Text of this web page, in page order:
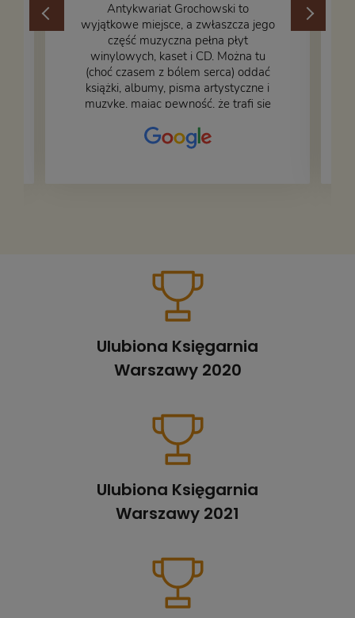
​Antykwariat Grochowski to
wyjątkowe miejsce, a zwłaszcza jego
część muzyczna pełna płyt
winylowych, kaset i CD. Można tu
(choć czasem z bólem serca) oddać
książki, albumy, pisma artystyczne i
muzykę, mając pewność, że trafi się
– nasze książki w trakcie
przepakowywania. Część oddaliśmy
Ulubiona Księgarnia
Warszawy 2020
Ulubiona Księgarnia
Warszawy 2021